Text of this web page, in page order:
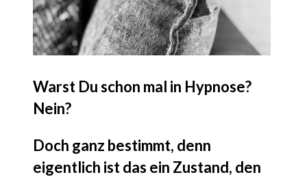
Warst Du schon mal in Hypnose?
Nein?
Doch ganz bestimmt, denn
eigentlich ist das ein Zustand, den